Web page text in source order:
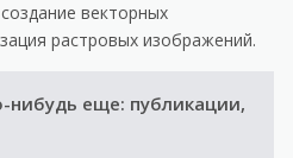
векторных
растровых изображений.
нибудь еще: публикации,